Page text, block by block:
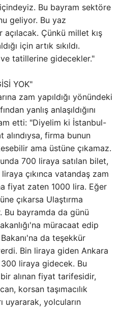
Bu bayram sektöre
geliyor. Bu yaz
Çünkü millet kış
için artık sıkıldı.
tatillerine gidecekler."
YOK"
zam yapıldığı yönündeki
yanlış anlaşıldığını
etti: "Diyelim ki İstanbul-
firma bunun
ama üstüne çıkamaz.
700 liraya satılan bilet,
çıkınca vatandaş zam
fiyat zaten 1000 lira. Eğer
çıkarsa Ulaştırma
Bu bayramda da günü
müracaat edip
da teşekkür
Bin liraya giden Ankara
liraya gidecek. Bu
alınan fiyat tarifesidir,
korsan taşımacılık
uyararak, yolcuların